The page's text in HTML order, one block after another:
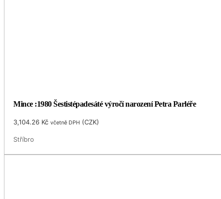
Mince :1980 Šestistépadesáté výročí narození Petra Parléře
3,104.26 Kč včetně DPH (CZK)
Stříbro